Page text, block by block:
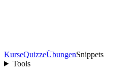
KurseQuizzeÜbungenSnippets
Tools